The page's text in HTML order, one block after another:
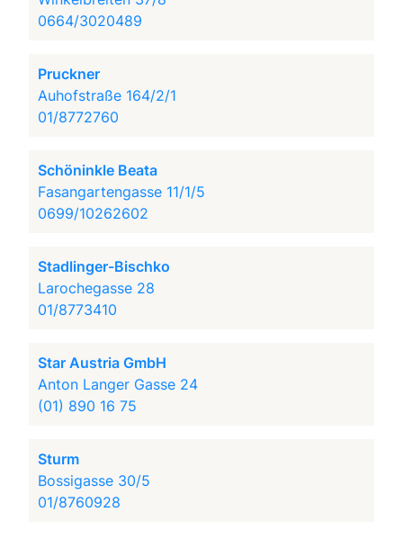
0664/3020489
Pruckner
Auhofstraße 164/2/1
01/8772760
Schöninkle Beata
Fasangartengasse 11/1/5
0699/10262602
Stadlinger-Bischko
Larochegasse 28
01/8773410
Star Austria GmbH
Anton Langer Gasse 24
(01) 890 16 75
Sturm
Bossigasse 30/5
01/8760928